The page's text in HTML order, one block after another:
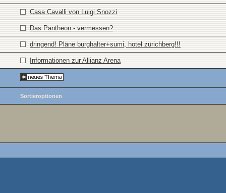
Casa Cavalli von Luigi Snozzi
Das Pantheon - vermessen?
dringend! Pläne burghalter+sumi, hotel zürichberg!!!
Informationen zur Allianz Arena
Sortieroptionen